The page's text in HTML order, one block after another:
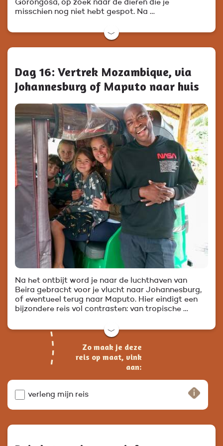
Gorongosa, op zoek naar de dieren die je
misschien nog niet hebt gespot. Na …
﹀
Dag 16: Vertrek Mozambique, via
Johannesburg of Maputo naar huis
Na het ontbijt word je naar de luchthaven van
Beira gebracht voor je vlucht naar Johannesburg,
of eventueel terug naar Maputo. Hier eindigt een
bijzondere reis vol contrasten: van tropische …
﹀
Zo maak je deze
reis op maat, vink
aan:
verleng mijn reis